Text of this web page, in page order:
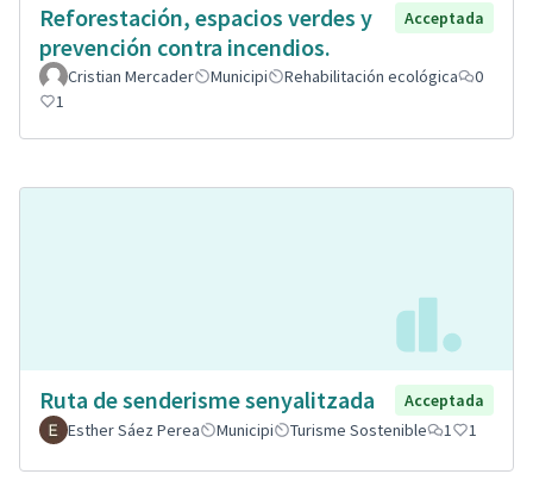
Reforestación, espacios verdes y
prevención contra incendios.
Acceptada
Cristian Mercader Municipi Rehabilitación ecológica
0
1
Ruta de senderisme senyalitzada
Acceptada
Esther Sáez Perea
Municipi Turisme Sostenible 1 1